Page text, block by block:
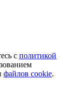
с политикой
файлов cookie.